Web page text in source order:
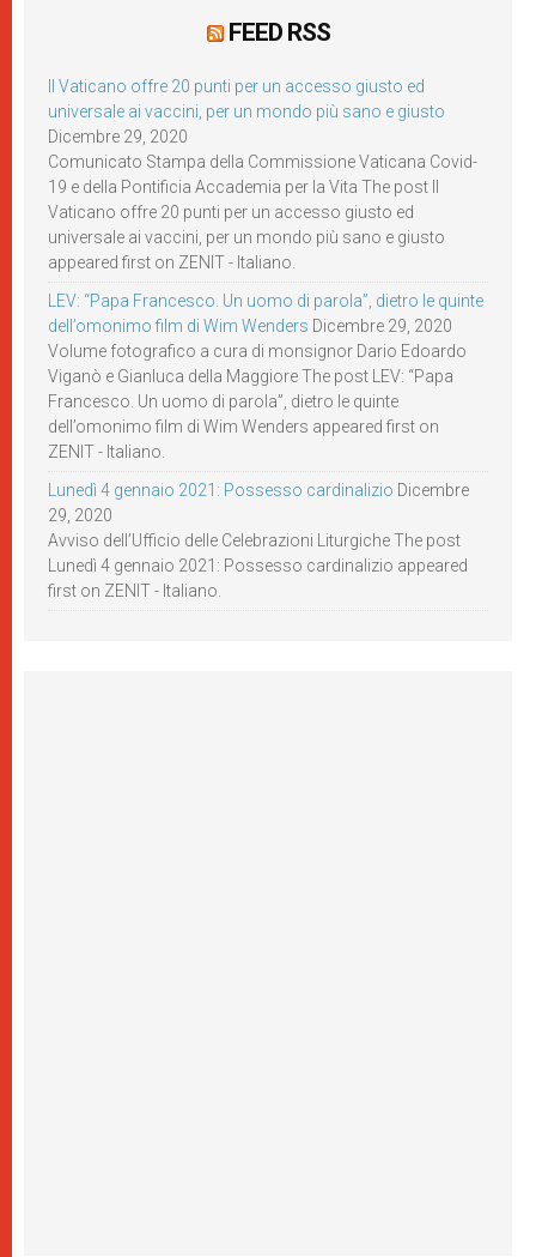
FEED RSS
Il Vaticano offre 20 punti per un accesso giusto ed
universale ai vaccini, per un mondo più sano e giusto
Dicembre 29, 2020
Comunicato Stampa della Commissione Vaticana Covid-
19 e della Pontificia Accademia per la Vita The post Il
Vaticano offre 20 punti per un accesso giusto ed
universale ai vaccini, per un mondo più sano e giusto
appeared first on ZENIT - Italiano.
LEV: “Papa Francesco. Un uomo di parola”, dietro le quinte
dell’omonimo film di Wim Wenders Dicembre 29, 2020
Volume fotografico a cura di monsignor Dario Edoardo
Viganò e Gianluca della Maggiore The post LEV: “Papa
Francesco. Un uomo di parola”, dietro le quinte
dell’omonimo film di Wim Wenders appeared first on
ZENIT - Italiano.
Lunedì 4 gennaio 2021: Possesso cardinalizio Dicembre
29, 2020
Avviso dell’Ufficio delle Celebrazioni Liturgiche The post
Lunedì 4 gennaio 2021: Possesso cardinalizio appeared
first on ZENIT - Italiano.